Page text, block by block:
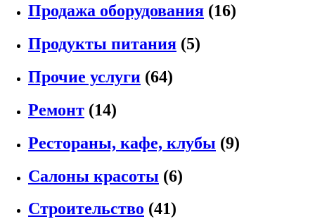
Продажа оборудования (16)
Продукты питания (5)
Прочие услуги (64)
Ремонт (14)
Рестораны, кафе, клубы (9)
Салоны красоты (6)
Строительство (41)